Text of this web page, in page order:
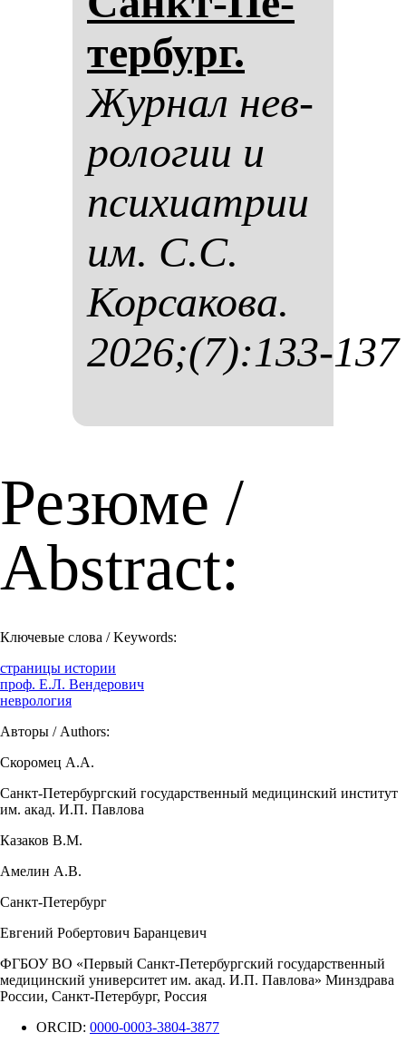
тер­бург.
Жур­нал нев­
ро­ло­гии и
пси­хи­ат­рии
им. С.С.
Кор­са­ко­ва.
2026;(7):133-137
Резюме /
Abstract:
Ключевые слова / Keywords:
страницы истории
проф. Е.Л. Вендерович
неврология
Авторы / Authors:
Скоромец А.А.
Санкт-Петербургский государственный медицинский институт
им. акад. И.П. Павлова
Казаков В.М.
Амелин А.В.
Санкт-Петербург
Евгений Робертович Баранцевич
ФГБОУ ВО «Первый Санкт-Петербургский государственный
медицинский университет им. акад. И.П. Павлова» Минздрава
России, Санкт-Петербург, Россия
ORCID: 0000-0003-3804-3877